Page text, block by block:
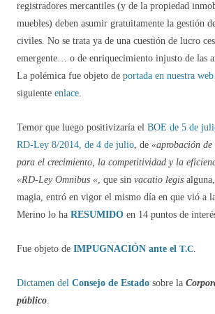
registradores mercantiles (y de la propiedad
muebles) deben asumir gratuitamente la gestión
civiles. No se trata ya de una cuestión de lucro
emergente… o de enriquecimiento injusto de las
La polémica fue objeto de portada en nuestra web
siguiente enlace.
Temor que luego positivizaría el BOE de 5 de
RD-Ley 8/2014, de 4 de julio, de «aprobación de
para el crecimiento, la competitividad y la
«RD-Ley Omnibus «, que sin vacatio legis
magia, entró en vigor el mismo día en que vió a
Merino lo ha RESUMIDO en 14 puntos de
Fue objeto de IMPUGNACIÓN ante el T.C.
Dictamen del Consejo de Estado sobre la
público.